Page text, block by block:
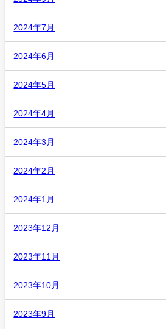
2024年7月
2024年6月
2024年5月
2024年4月
2024年3月
2024年2月
2024年1月
2023年12月
2023年11月
2023年10月
2023年9月